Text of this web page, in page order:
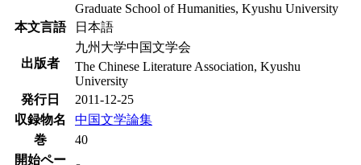
Graduate School of Humanities, Kyushu University
本文言語
日本語
出版者
九州大学中国文学会
The Chinese Literature Association, Kyushu
University
発行日
2011-12-25
収録物名
中国文学論集
巻
40
開始ペー